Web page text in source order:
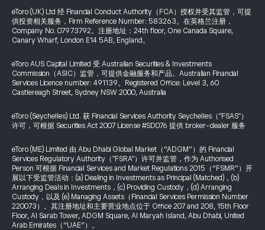
eToro (UK) Ltd 经 Financial Conduct Authority（FCA）授权并受其监管，可提
供投资相关服务，Firm Reference Number: 583263。在英格兰注册，
Company No. 07973792。注册地址：24th floor, One Canada Square,
Canary Wharf, London E14 5AB, England。
eToro AUS Capital Limited 受 Australian Securities & Investments
Commission（ASIC）监管，可提供金融服务和产品。Australian Financial
Services Licence number: 491139。Registered Office: Level 3, 60
Castlereagh Street, Sydney NSW 2000, Australia
eToro (Seychelles) Ltd. 获 Financial Services Authority Seychelles（"FSAS"）
许可，可根据 Securities Act 2007 License #SD076 提供 broker-dealer 服务
eToro (ME) Limited 由 Abu Dhabi Global Market（“ADGM”）的 Financial
Services Regulatory Authority（"FSRA"）许可并监管，作为 Authorised
Person 可根据 Financial Services and Market Regulations 2015（“FSMR”）开
展以下受监管活动：(a) Dealing in Investments as Principal (Matched)，(b)
Arranging Deals in Investments，(c) Providing Custody，(d) Arranging
Custody，以及 (e) Managing Assets（Financial Services Permission Number
220073）。其注册地址和主要营业地点位于 Office 207 and 208, 15th Floor
Floor, Al Sarab Tower, ADGM Square, Al Maryah Island, Abu Dhabi, United
Arab Emirates（“UAE”）。